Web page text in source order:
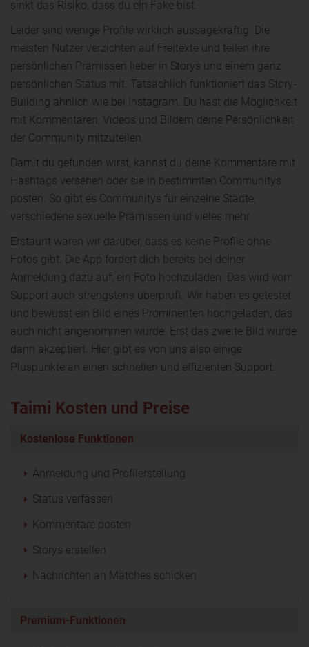
sinkt das Risiko, dass du ein Fake bist.
Leider sind wenige Profile wirklich aussagekräftig. Die
meisten Nutzer verzichten auf Freitexte und teilen ihre
persönlichen Prämissen lieber in Storys und einem ganz
persönlichen Status mit. Tatsächlich funktioniert das Story-
Building ähnlich wie bei Instagram. Du hast die Möglichkeit
mit Kommentaren, Videos und Bildern deine Persönlichkeit
der Community mitzuteilen.
Damit du gefunden wirst, kannst du deine Kommentare mit
Hashtags versehen oder sie in bestimmten Communitys
posten. So gibt es Communitys für einzelne Städte,
verschiedene sexuelle Prämissen und vieles mehr.
Erstaunt waren wir darüber, dass es keine Profile ohne
Fotos gibt. Die App fordert dich bereits bei deiner
Anmeldung dazu auf, ein Foto hochzuladen. Das wird vom
Support auch strengstens überprüft. Wir haben es getestet
und bewusst ein Bild eines Prominenten hochgeladen, das
auch nicht angenommen wurde. Erst das zweite Bild wurde
dann akzeptiert. Hier gibt es von uns also einige
Pluspunkte an einen schnellen und effizienten Support.
Taimi Kosten und Preise
Kostenlose Funktionen
Anmeldung und Profilerstellung
Status verfassen
Kommentare posten
Storys erstellen
Nachrichten an Matches schicken
Premium-Funktionen